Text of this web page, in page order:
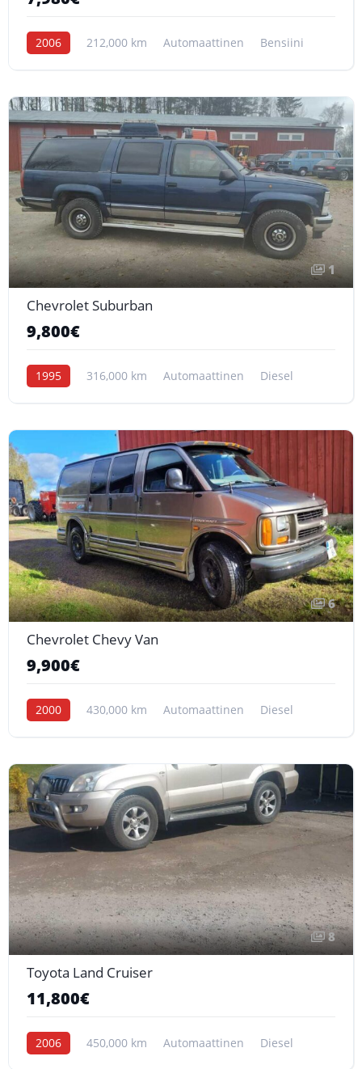
2006 212,000 km Automaattinen Bensiini
1
Chevrolet Suburban
9,800€
1995 316,000 km Automaattinen Diesel
6
Chevrolet Chevy Van
9,900€
2000 430,000 km Automaattinen Diesel
8
Toyota Land Cruiser
11,800€
2006 450,000 km Automaattinen Diesel